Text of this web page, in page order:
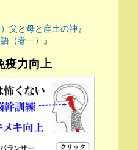
父と母と産土の神 』
（巻一） 』
疫力向上